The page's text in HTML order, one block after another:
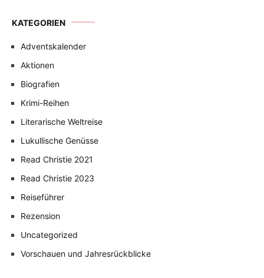
KATEGORIEN
Adventskalender
Aktionen
Biografien
Krimi-Reihen
Literarische Weltreise
Lukullische Genüsse
Read Christie 2021
Read Christie 2023
Reiseführer
Rezension
Uncategorized
Vorschauen und Jahresrückblicke